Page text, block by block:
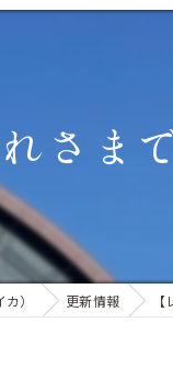
ギャラリー
さま
） 更新情報